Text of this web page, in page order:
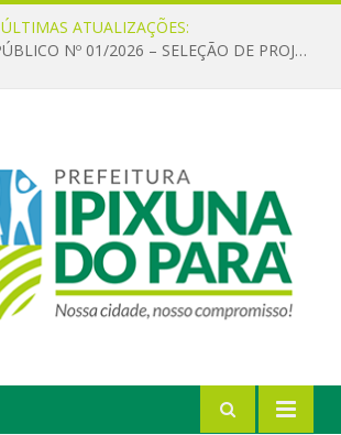
ÚLTIMAS ATUALIZAÇÕES:
CHAMAMENTO PÚBLICO Nº 01/2026 – SELEÇÃO DE PROJETOS PARA FIRMAR TERMO DE EXECUÇÃO CULTURAL COM RECURSOS DA POLÍTICA NACIONAL ALDIR BLANC DE FOMENTO À CULTURA – PNAB (LEI Nº 14.399/2022)